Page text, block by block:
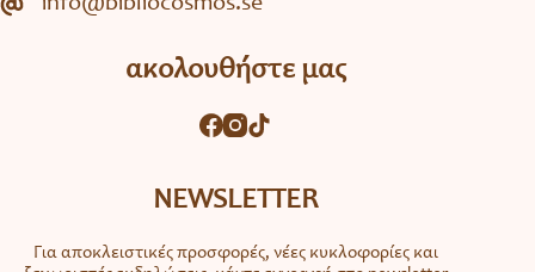
ακολουθήστε μας
NEWSLETTER
Για αποκλειστικές προσφορές, νέες κυκλοφορίες και